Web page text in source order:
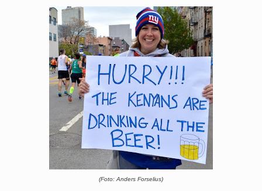
(Foto: Anders Forselius)